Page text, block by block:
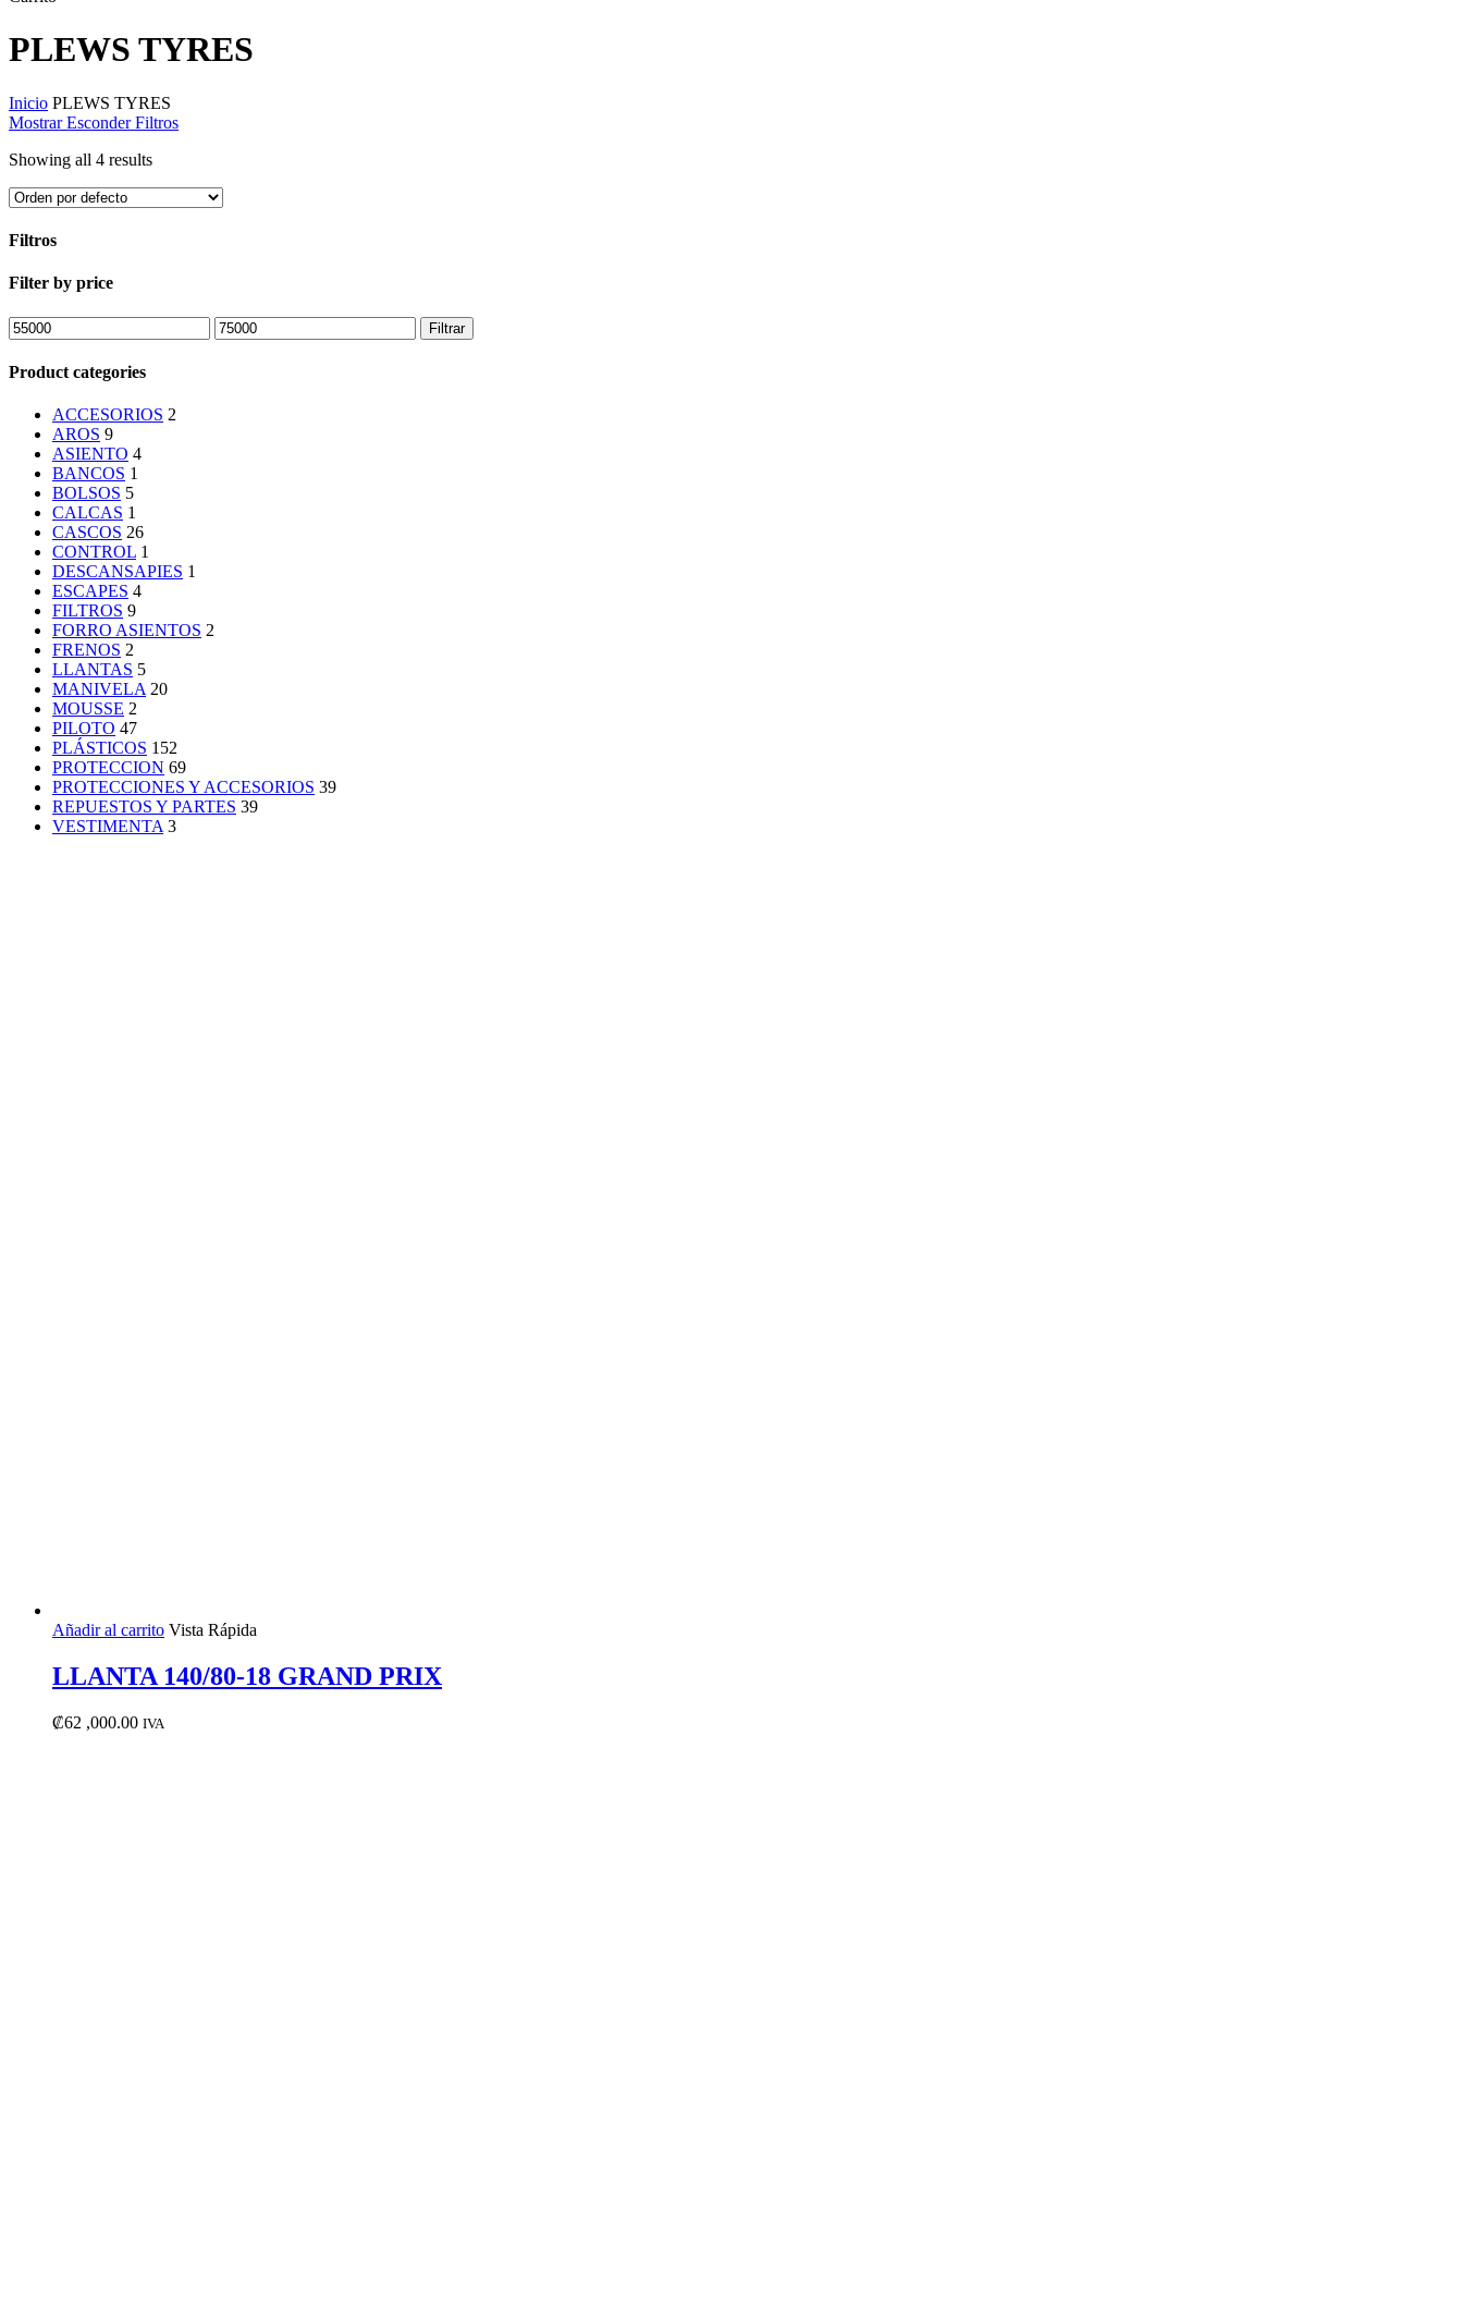
PLEWS TYRES
Inicio PLEWS TYRES
Mostrar Esconder Filtros
Showing all 4 results
Filtros
Close
Filter by price
Precio
mínimo
Precio
máximo
Filtrar
Product categories
ACCESORIOS 2
AROS 9
ASIENTO 4
BANCOS 1
BOLSOS 5
CALCAS 1
CASCOS 26
CONTROL 1
DESCANSAPIES 1
ESCAPES 4
FILTROS 9
FORRO ASIENTOS 2
FRENOS 2
LLANTAS 5
MANIVELA 20
MOUSSE 2
PILOTO 47
PLÁSTICOS 152
PROTECCION 69
PROTECCIONES Y ACCESORIOS 39
REPUESTOS Y PARTES 39
VESTIMENTA 3
Añadir al carrito Vista Rápida
LLANTA 140/80-18 GRAND PRIX
₡62 ,000.00 IVA